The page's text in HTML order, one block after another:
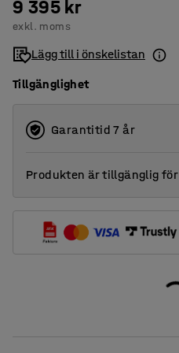
9 395 kr
exkl. moms
Lägg till i önskelistan
Tillgänglighet
Garantitid 7 år
Produkten är tillgänglig för